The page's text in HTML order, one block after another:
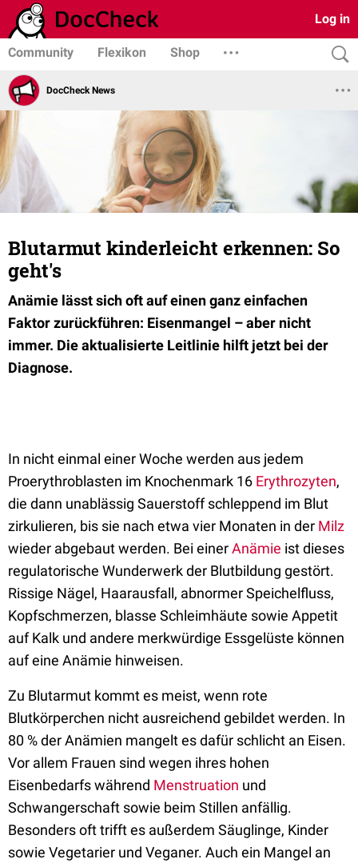
Log in
Community Flexikon Shop
DocCheck News
Blutarmut kinderleicht erkennen: So
geht's
Anämie lässt sich oft auf einen ganz einfachen
Faktor zurückführen: Eisenmangel – aber nicht
immer. Die aktualisierte Leitlinie hilft jetzt bei der
Diagnose.
In nicht einmal einer Woche werden aus jedem
Proerythroblasten im Knochenmark 16 Erythrozyten,
die dann unablässig Sauerstoff schleppend im Blut
zirkulieren, bis sie nach etwa vier Monaten in der Milz
wieder abgebaut werden. Bei einerAnämie ist dieses
regulatorische Wunderwerk der Blutbildung gestört.
Rissige Nägel, Haarausfall, abnormer Speichelfluss,
Kopfschmerzen, blasse Schleimhäute sowie Appetit
auf Kalk und andere merkwürdige Essgelüste können
auf eine Anämie hinweisen.
Zu Blutarmut kommt es meist, wenn rote
Blutkörperchen nicht ausreichend gebildet werden. In
80 % der Anämien mangelt es dafür schlicht an Eisen.
Vor allem Frauen sind wegen ihres hohen
Eisenbedarfs während Menstruation und
Schwangerschaft sowie beim Stillen anfällig.
Besonders oft trifft es außerdem Säuglinge, Kinder
sowie Vegetarier und Veganer. Auch ein Mangel an